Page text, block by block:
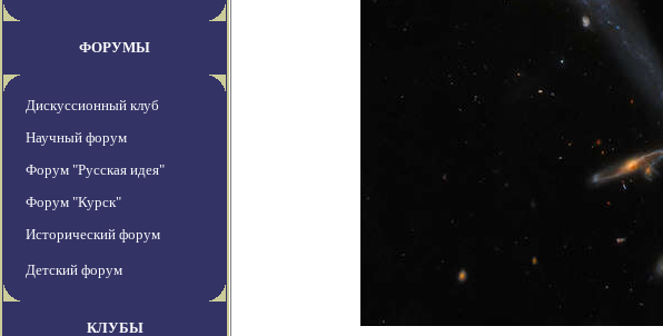
ФОРУМЫ
Дискуссионный клуб
Научный форум
Форум "Русская идея"
Форум "Курск"
Исторический форум
Детский форум
КЛУБЫ